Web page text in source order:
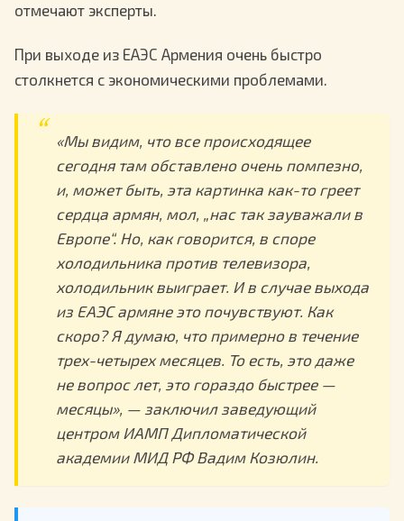
отмечают эксперты.
При выходе из ЕАЭС Армения очень быстро
столкнется с экономическими проблемами.
«Мы видим, что все происходящее
сегодня там обставлено очень помпезно,
и, может быть, эта картинка как-то греет
сердца армян, мол, „нас так зауважали в
Европе“. Но, как говорится, в споре
холодильника против телевизора,
холодильник выиграет. И в случае выхода
из ЕАЭС армяне это почувствуют. Как
скоро? Я думаю, что примерно в течение
трех-четырех месяцев. То есть, это даже
не вопрос лет, это гораздо быстрее —
месяцы», — заключил заведующий
центром ИАМП Дипломатической
академии МИД РФ Вадим Козюлин.